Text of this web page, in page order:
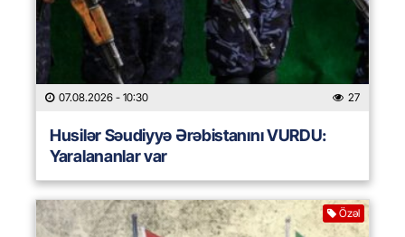
07.08.2026 - 10:30 27
Husilər Səudiyyə Ərəbistanını VURDU:
Yaralananlar var
Özəl